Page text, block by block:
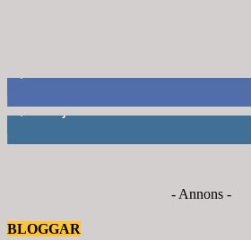
- Annons -
BLOGGAR